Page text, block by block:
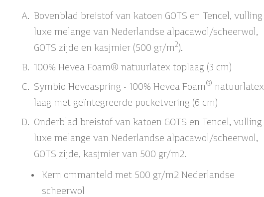
Bovenblad breistof van katoen GOTS en Tencel, vulling
luxe melange van Nederlandse alpacawol/scheerwol,
GOTS zijde en kasjmier (500 gr/m2 ).
100% Hevea Foam® natuurlatex toplaag (3 cm)
Symbio Heveaspring - 100% Hevea Foam ® natuurlatex
laag met geïntegreerde pocketvering (6 cm)
Onderblad breistof van katoen GOTS en Tencel, vulling
luxe melange van Nederlandse alpacawol/scheerwol,
GOTS zijde, kasjmier van 500 gr/m2.
Kern ommanteld met 500 gr/m2 Nederlandse
scheerwol